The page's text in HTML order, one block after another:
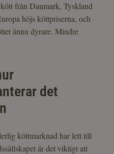
från Danmark, Tyskland
höjs köttpriserna, och
ännu dyrare. Mindre
det
köttmarknad har lett till
är det viktigt att